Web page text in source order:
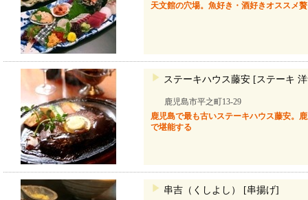
天文館の穴場。魚好き・酒好きオススメ
ステーキハウス藤安 [ステーキ
鹿児島市平之町13-29
鹿児島で最も古いステーキハウス藤安。
で堪能する
串吉（くしよし） [串揚げ]